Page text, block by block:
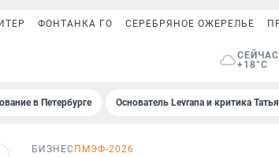
ФОНТАНКА ГО СЕРЕБРЯНОЕ ОЖЕРЕЛЬЕ
СЕЙЧАС
+18°C
в Петербурге Основатель Levrana и критика
БИЗНЕС ПМЭФ-2026